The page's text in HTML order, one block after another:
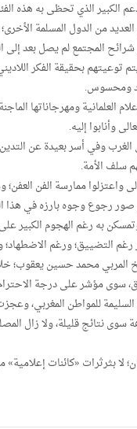
الكبير الذي تحظى به هذه
من الدول المسلمة
المجتمع لم يصل بعد إلى
توعيتهم بحقيقة الفكر
ومحسوس.
العلمانية ومهرجاناتها
وأنابوا إليه.
الغرب وفي أسر بعيدة عن
سلف الأمة.
واعتزلوا ممارسة الفن
رجوع وجوه بارزه في هذا
به رغم الهجوم الكبير
رغم التضييق؛ ورغم الاضطهاد؛
المربي محمد حسين يعقوب؛
سوى مؤشر على درجة
للمواطن المغربي،
سوى نتائج قليلة، ولا زال
لا بثرثرات «كائنات